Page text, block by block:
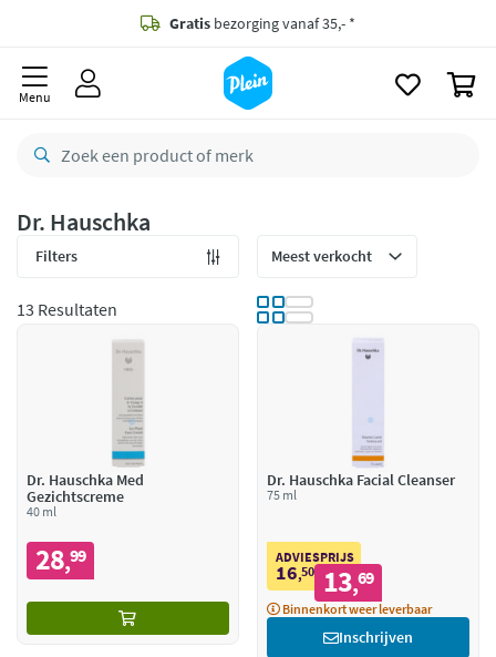
Gratis bezorging vanaf 35,- *
besteld,maandag
retourneren
Betaal met Klarna
Menu
Dr. Hauschka
Filters
13 Resultaten
Dr. Hauschka Med
Gezichtscreme
40 ml
28,99
Dr. Hauschka Facial Cleanser
75 ml
ADVIESPRIJS
16,50 13,69
Binnenkort weer leverbaar
Inschrijven